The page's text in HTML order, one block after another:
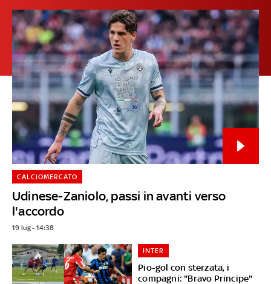
Udinese-Zaniolo, passi in avanti verso
l'accordo
CALCIOMERCATO
19 lug - 14:38
Pio-gol con sterzata, i
compagni: "Bravo Principe"
INTER